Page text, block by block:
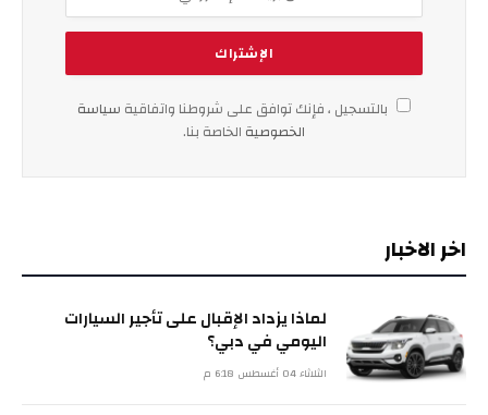
بالتسجيل ، فإنك توافق على شروطنا واتفاقية سياسة
الخصوصية الخاصة بنا.
اخر الاخبار
لماذا يزداد الإقبال على تأجير السيارات
اليومي في دبي؟
الثلاثاء 04 أغسطس 6:18 م